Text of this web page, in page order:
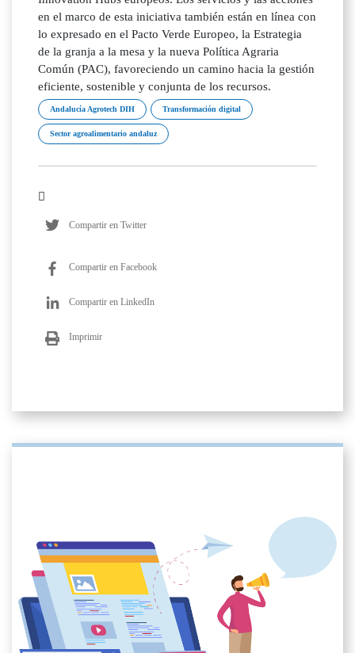
en el marco de esta iniciativa también están en línea con
lo expresado en el Pacto Verde Europeo, la Estrategia
de la granja a la mesa y la nueva Política Agraria
Común (PAC), favoreciendo un camino hacia la gestión
eficiente, sostenible y conjunta de los recursos.
Andalucía Agrotech DIH Transformación digital
Sector agroalimentario andaluz
Compartir en Twitter
Compartir en Facebook
Compartir en LinkedIn
Imprimir